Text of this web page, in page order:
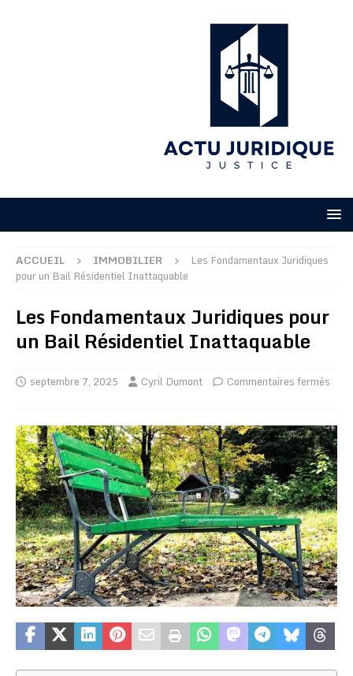
ACCUEIL IMMOBILIER
Les Fondamentaux Juridiques
pour un Bail Résidentiel Inattaquable
Les Fondamentaux Juridiques pour
un Bail Résidentiel Inattaquable
septembre 7, 2025 Cyril Dumont Commentaires fermés